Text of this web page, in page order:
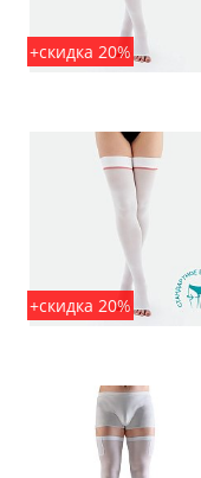
+скидка 20%
+скидка 20%